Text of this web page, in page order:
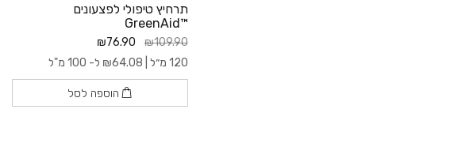
תרחיץ טיפולי לפצעונים
™GreenAid
₪109.90
₪76.90
120 מ״ל |
₪64.08 ל- 100 מ"ל
הוספה לסל